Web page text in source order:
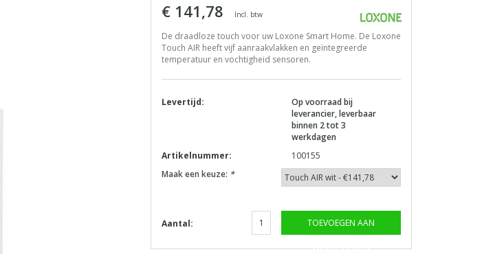
€ 141,78 Incl. btw
De draadloze touch voor uw Loxone Smart Home. De Loxone
Touch AIR heeft vijf aanraakvlakken en geïntegreerde
temperatuur en vochtigheid sensoren.
Levertijd:
Op voorraad bij
leverancier, leverbaar
binnen 2 tot 3
werkdagen
Artikelnummer:
100155
Maak een keuze: *
Aantal: TOEVOEGEN AAN
WINKELWAGEN